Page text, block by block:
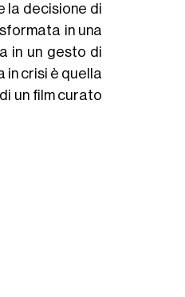
la decisione di
in una
in un gesto di
in crisi è quella
un film curato